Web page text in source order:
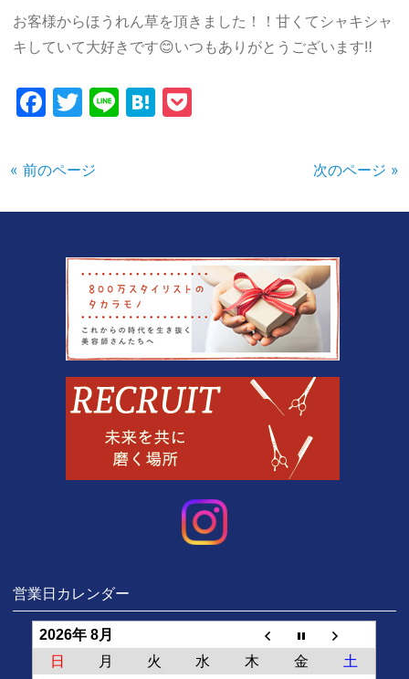
お客様からほうれん草を頂きました！！甘くてシャキシャ
キしていて大好きです😊いつもありがとうございます‼︎
Facebook
Twitter
LineHatena
« 前のページ 次のページ »
営業日カレンダー
2026年 8月
日
月 火 水 木 金
土